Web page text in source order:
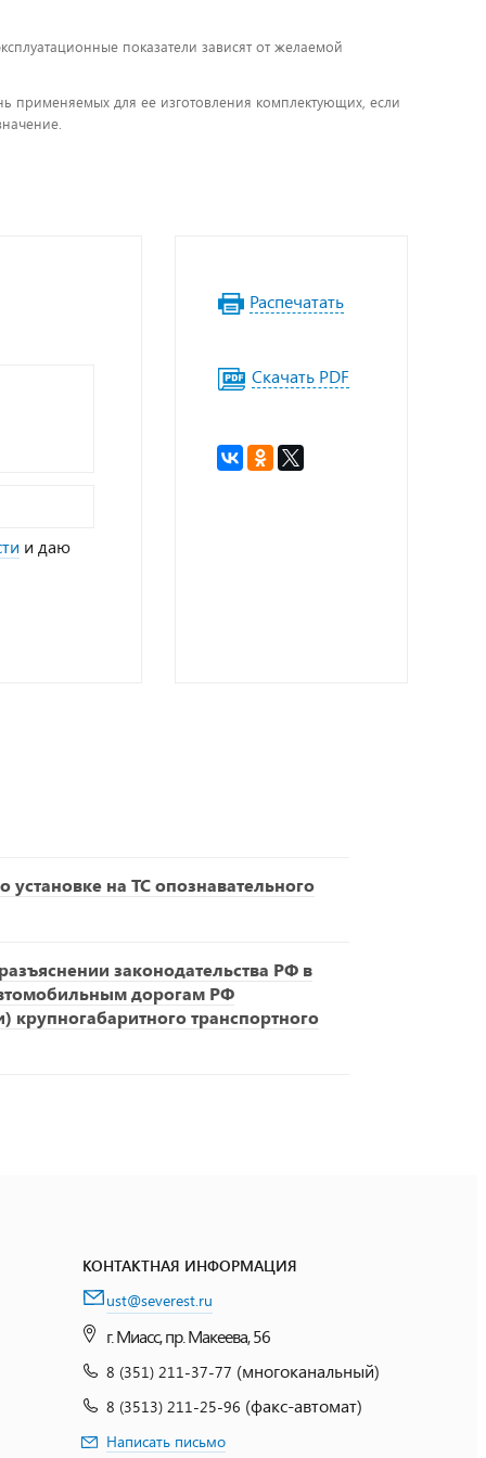
показатели зависят от желаемой
применяемых для ее изготовления комплектующих, если
и даю
Распечатать
Скачать PDF
установке на ТС опознавательного
законодательства РФ в
дорогам РФ
крупногабаритного транспортного
КОНТАКТНАЯ ИНФОРМАЦИЯ
ust@severest.ru
г. Миасс, пр. Макеева, 56
8 (351) 211-37-77 (многоканальный)
8 (3513) 211-25-96 (факс-автомат)
Написать письмо